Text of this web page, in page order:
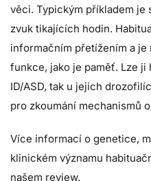
věci. Typickým příkladem
zvuk tikajících hodin.
informačním přetížením a
funkce, jako je paměť. Lze
ID/ASD, tak u jejich
pro zkoumání mechanismů
Více informací o genetice,
klinickém významu
našem review.